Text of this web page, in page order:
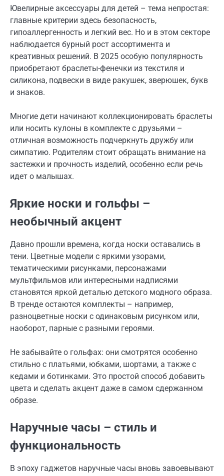
Ювелирные аксессуары для детей – тема непростая:
главные критерии здесь безопасность,
гипоаллергенность и легкий вес. Но и в этом секторе
наблюдается бурный рост ассортимента и
креативных решений. В 2025 особую популярность
приобретают браслеты-фенечки из текстиля и
силикона, подвески в виде ракушек, зверюшек, букв
и знаков.
Многие дети начинают коллекционировать браслеты
или носить кулоны в комплекте с друзьями –
отличная возможность подчеркнуть дружбу или
симпатию. Родителям стоит обращать внимание на
застежки и прочность изделий, особенно если речь
идет о малышах.
Яркие носки и гольфы –
необычный акцент
Давно прошли времена, когда носки оставались в
тени. Цветные модели с яркими узорами,
тематическими рисунками, персонажами
мультфильмов или интересными надписями
становятся яркой деталью детского модного образа.
В тренде остаются комплекты – например,
разноцветные носки с одинаковым рисунком или,
наоборот, парные с разными героями.
Не забывайте о гольфах: они смотрятся особенно
стильно с платьями, юбками, шортами, а также с
кедами и ботинками. Это простой способ добавить
цвета и сделать акцент даже в самом сдержанном
образе.
Наручные часы – стиль и
функциональность
В эпоху гаджетов наручные часы вновь завоевывают